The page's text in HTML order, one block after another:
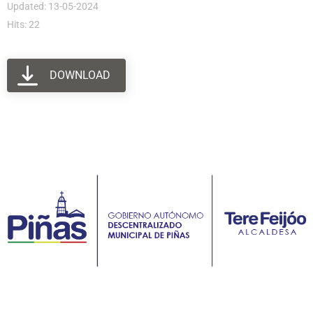
Updated: 13-05-2024
Hits: 22
DOWNLOAD